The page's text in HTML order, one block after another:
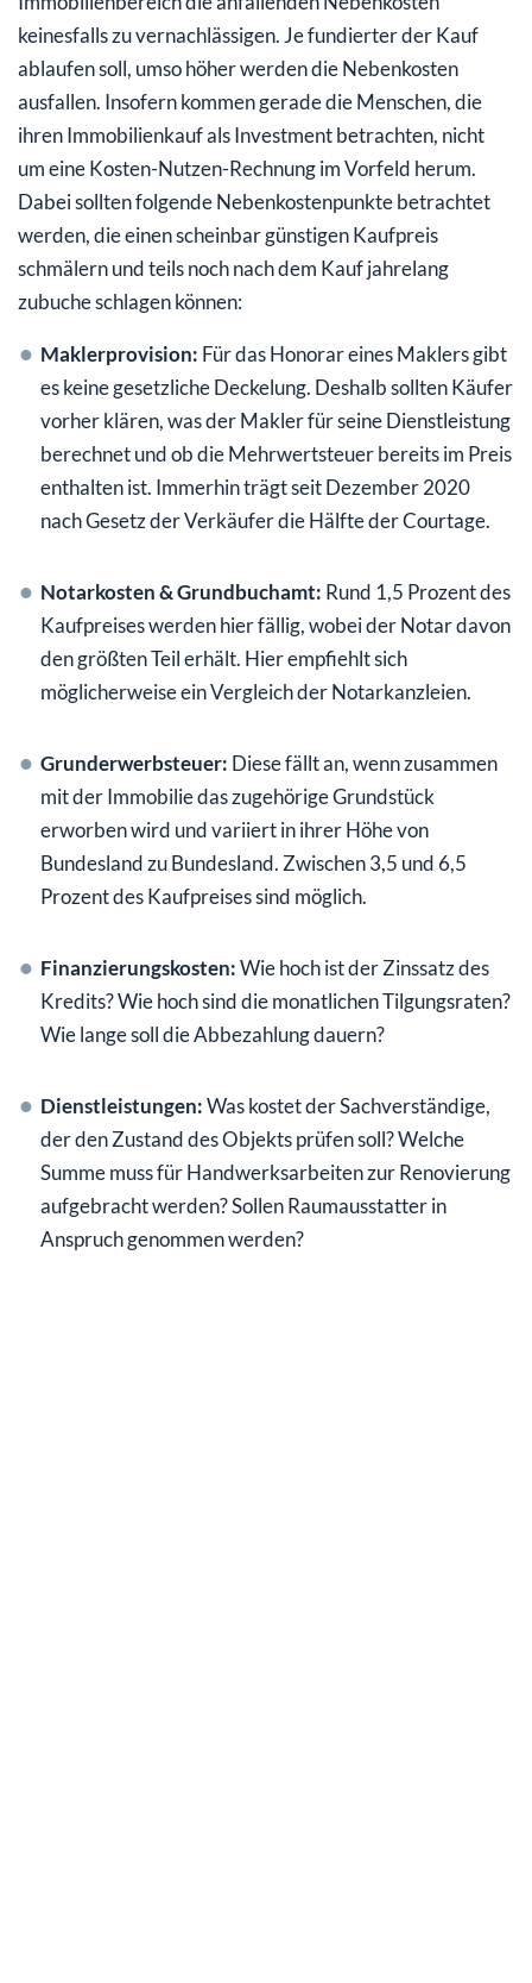
keinesfalls zu vernachlässigen. Je fundierter der Kauf
ablaufen soll, umso höher werden die Nebenkosten
ausfallen. Insofern kommen gerade die Menschen, die
ihren Immobilienkauf als Investment betrachten, nicht
um eine Kosten-Nutzen-Rechnung im Vorfeld herum.
Dabei sollten folgende Nebenkostenpunkte betrachtet
werden, die einen scheinbar günstigen Kaufpreis
schmälern und teils noch nach dem Kauf jahrelang
zubuche schlagen können:
Maklerprovision: Für das Honorar eines Maklers gibt
es keine gesetzliche Deckelung. Deshalb sollten Käufer
vorher klären, was der Makler für seine Dienstleistung
berechnet und ob die Mehrwertsteuer bereits im Preis
enthalten ist. Immerhin trägt seit Dezember 2020
nach Gesetz der Verkäufer die Hälfte der Courtage.
Notarkosten & Grundbuchamt: Rund 1,5 Prozent des
Kaufpreises werden hier fällig, wobei der Notar davon
den größten Teil erhält. Hier empfiehlt sich
möglicherweise ein Vergleich der Notarkanzleien.
Grunderwerbsteuer: Diese fällt an, wenn zusammen
mit der Immobilie das zugehörige Grundstück
erworben wird und variiert in ihrer Höhe von
Bundesland zu Bundesland. Zwischen 3,5 und 6,5
Prozent des Kaufpreises sind möglich.
Finanzierungskosten:Wie hoch ist der Zinssatz des
Kredits? Wie hoch sind die monatlichen Tilgungsraten?
Wie lange soll die Abbezahlung dauern?
Dienstleistungen:Was kostet der Sachverständige,
der den Zustand des Objekts prüfen soll? Welche
Summe muss für Handwerksarbeiten zur Renovierung
aufgebracht werden? Sollen Raumausstatter in
Anspruch genommen werden?